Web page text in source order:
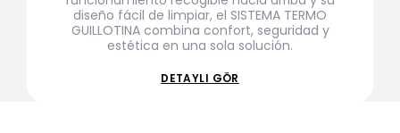
diseño fácil de limpiar, el SISTEMA TERMO
GUILLOTINA combina confort, seguridad y
estética en una sola solución.
DETAYLI GÖR